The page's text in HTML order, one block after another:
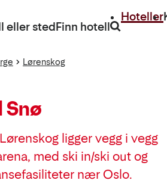
eller stedFinn hotell
Hoteller
Lørenskog
Snø
ligger vegg i vegg
med ski in/ski out og
nær Oslo.